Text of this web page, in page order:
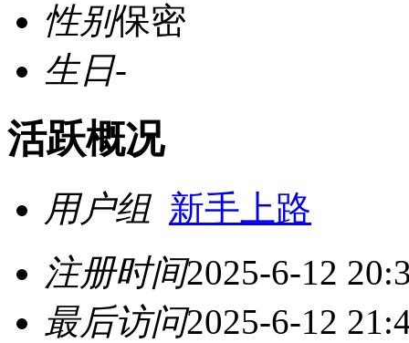
性别保密
生日-
活跃概况
用户组 新手上路
注册时间2025-6-12
最后访问2025-6-12